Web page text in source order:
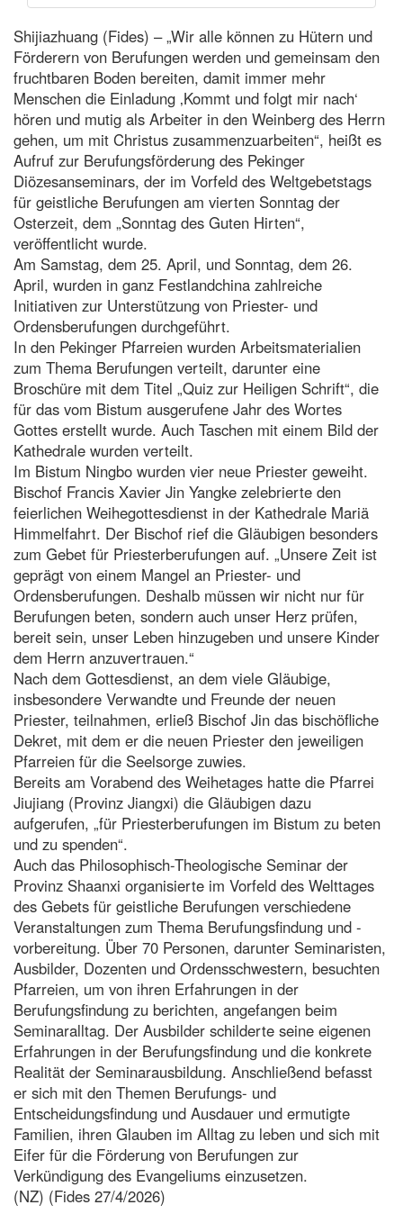
Shijiazhuang (Fides) – „Wir alle können zu Hütern und
Förderern von Berufungen werden und gemeinsam den
fruchtbaren Boden bereiten, damit immer mehr
Menschen die Einladung ‚Kommt und folgt mir nach‘
hören und mutig als Arbeiter in den Weinberg des Herrn
gehen, um mit Christus zusammenzuarbeiten“, heißt es
Aufruf zur Berufungsförderung des Pekinger
Diözesanseminars, der im Vorfeld des Weltgebetstags
für geistliche Berufungen am vierten Sonntag der
Osterzeit, dem „Sonntag des Guten Hirten“,
veröffentlicht wurde.
Am Samstag, dem 25. April, und Sonntag, dem 26.
April, wurden in ganz Festlandchina zahlreiche
Initiativen zur Unterstützung von Priester- und
Ordensberufungen durchgeführt.
In den Pekinger Pfarreien wurden Arbeitsmaterialien
zum Thema Berufungen verteilt, darunter eine
Broschüre mit dem Titel „Quiz zur Heiligen Schrift“, die
für das vom Bistum ausgerufene Jahr des Wortes
Gottes erstellt wurde. Auch Taschen mit einem Bild der
Kathedrale wurden verteilt.
Im Bistum Ningbo wurden vier neue Priester geweiht.
Bischof Francis Xavier Jin Yangke zelebrierte den
feierlichen Weihegottesdienst in der Kathedrale Mariä
Himmelfahrt. Der Bischof rief die Gläubigen besonders
zum Gebet für Priesterberufungen auf. „Unsere Zeit ist
geprägt von einem Mangel an Priester- und
Ordensberufungen. Deshalb müssen wir nicht nur für
Berufungen beten, sondern auch unser Herz prüfen,
bereit sein, unser Leben hinzugeben und unsere Kinder
dem Herrn anzuvertrauen.“
Nach dem Gottesdienst, an dem viele Gläubige,
insbesondere Verwandte und Freunde der neuen
Priester, teilnahmen, erließ Bischof Jin das bischöfliche
Dekret, mit dem er die neuen Priester den jeweiligen
Pfarreien für die Seelsorge zuwies.
Bereits am Vorabend des Weihetages hatte die Pfarrei
Jiujiang (Provinz Jiangxi) die Gläubigen dazu
aufgerufen, „für Priesterberufungen im Bistum zu beten
und zu spenden“.
Auch das Philosophisch-Theologische Seminar der
Provinz Shaanxi organisierte im Vorfeld des Welttages
des Gebets für geistliche Berufungen verschiedene
Veranstaltungen zum Thema Berufungsfindung und -
vorbereitung. Über 70 Personen, darunter Seminaristen,
Ausbilder, Dozenten und Ordensschwestern, besuchten
Pfarreien, um von ihren Erfahrungen in der
Berufungsfindung zu berichten, angefangen beim
Seminaralltag. Der Ausbilder schilderte seine eigenen
Erfahrungen in der Berufungsfindung und die konkrete
Realität der Seminarausbildung. Anschließend befasst
er sich mit den Themen Berufungs- und
Entscheidungsfindung und Ausdauer und ermutigte
Familien, ihren Glauben im Alltag zu leben und sich mit
Eifer für die Förderung von Berufungen zur
Verkündigung des Evangeliums einzusetzen.
(NZ) (Fides 27/4/2026)